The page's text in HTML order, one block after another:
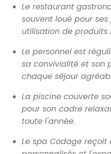
Le restaurant
souvent loué pour
utilisation de produits
Le personnel est
sa convivialité et son
chaque séjour
La piscine couverte
pour son cadre
toute l'année.
Le spa Codage reçoit